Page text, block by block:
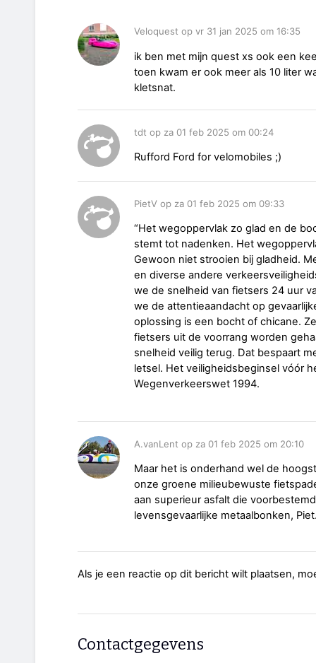
Veloquest op vr 31 jan 2025 om 16:35
ik ben met mijn quest xs ook een
toen kwam er ook meer als 10 liter
kletsnat.
tdt op za 01 feb 2025 om 00:24
Rufford Ford for velomobiles ;)
PietV op za 01 feb 2025 om 09:33
“Het wegoppervlak zo glad en de
stemt tot nadenken. Het
Gewoon niet strooien bij gladheid.
en diverse andere
we de snelheid van fietsers 24 uur
we de attentieaandacht op
oplossing is een bocht of chicane.
fietsers uit de voorrang worden
snelheid veilig terug. Dat bespaart
letsel. Het veiligheidsbeginsel vóór
Wegenverkeerswet 1994.
A.vanLent op za 01 feb 2025 om 20:10
Maar het is onderhand wel de
onze groene milieubewuste
aan superieur asfalt die
levensgevaarlijke metaalbonken,
Als je een reactie op dit bericht wilt plaatsen,
Contactgegevens